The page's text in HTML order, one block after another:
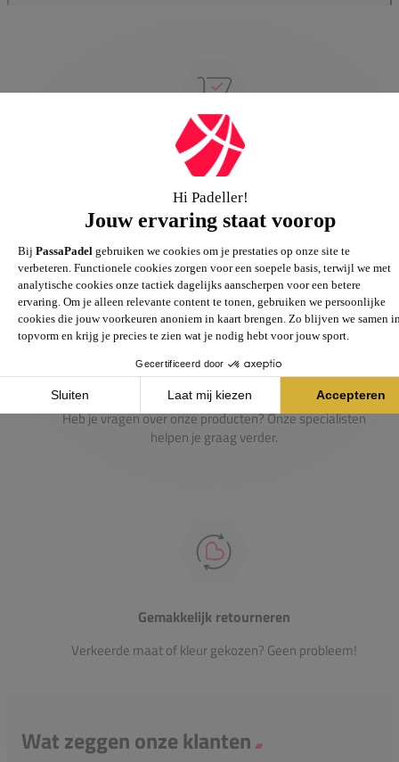
Groot assortiment
Gigantisch assortiment met meer dan 21.000+
artikelen
Heb je vragen over onze producten? Onze specialisten
helpen je graag verder.
Gemakkelijk retourneren
Verkeerde maat of kleur gekozen? Geen probleem!
Wat zeggen onze klanten